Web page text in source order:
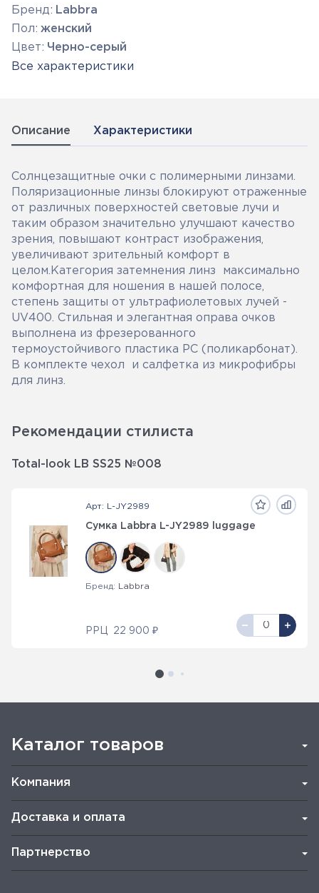
Бренд: Labbra
Пол: женский
Цвет: Черно-серый
Все характеристики
Описание Характеристики
Солнцезащитные очки с полимерными линзами.
Поляризационные линзы блокируют отраженные
от различных поверхностей световые лучи и
таким образом значительно улучшают качество
зрения, повышают контраст изображения,
увеличивают зрительный комфорт в
целом.Категория затемнения линз максимально
комфортная для ношения в нашей полосе,
степень защиты от ультрафиолетовых лучей -
UV400. Стильная и элегантная оправа очков
выполнена из фрезерованного
термоустойчивого пластика PC (поликарбонат).
В комплекте чехол и салфетка из микрофибры
для линз.
Рекомендации стилиста
Total-look LB SS25 №008
Арт: L-JY2989
Сумка Labbra L-JY2989 luggage
Бренд: Labbra
РРЦ 22 900 ₽
Каталог товаров
Компания
Доставка и оплата
Партнерство